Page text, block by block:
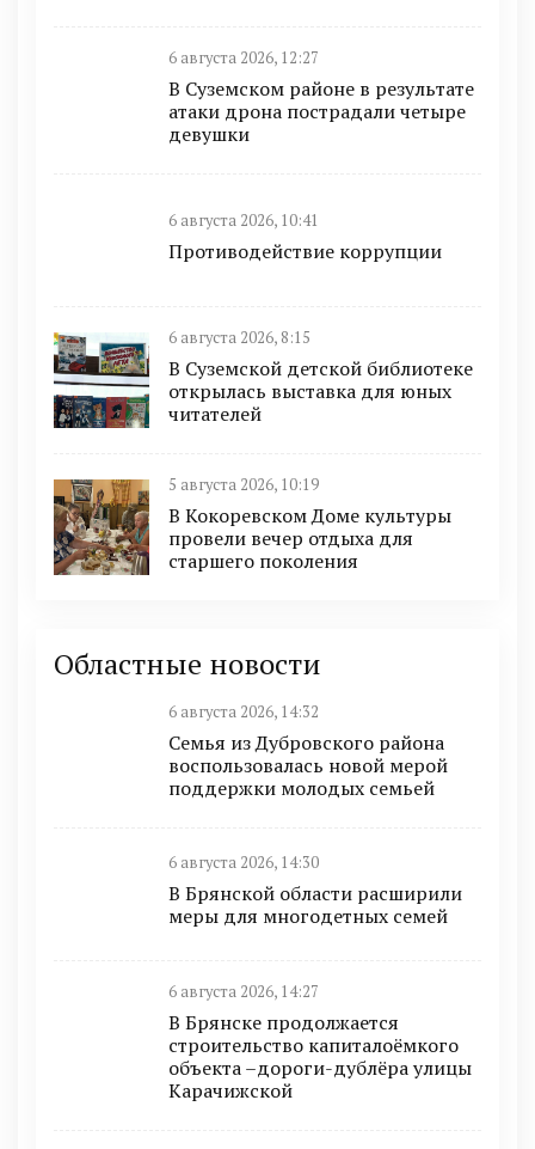
6 августа 2026, 12:27
В Суземском районе в результате
атаки дрона пострадали четыре
девушки
6 августа 2026, 10:41
Противодействие коррупции
6 августа 2026, 8:15
В Суземской детской библиотеке
открылась выставка для юных
читателей
5 августа 2026, 10:19
В Кокоревском Доме культуры
провели вечер отдыха для
старшего поколения
Областные новости
6 августа 2026, 14:32
Семья из Дубровского района
воспользовалась новой мерой
поддержки молодых семьей
6 августа 2026, 14:30
В Брянской области расширили
меры для многодетных семей
6 августа 2026, 14:27
В Брянске продолжается
строительство капиталоёмкого
объекта –дороги-дублёра улицы
Карачижской